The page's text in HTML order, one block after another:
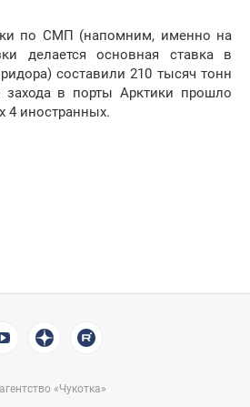
по СМП (напомним, именно на
делается основная ставка в
составили 210 тысяч тонн
в порты Арктики прошло
4 иностранных.
«Чукотка»